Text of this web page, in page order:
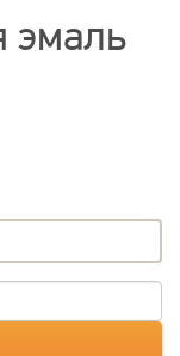
эмаль